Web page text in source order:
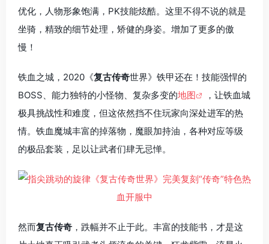
优化，人物形象饱满，PK技能炫酷。这里不得不说的就是
坐骑，精致的细节处理，矫健的身姿。增加了更多的傲
慢！
铁血之城，2020《复古传奇世界》铁甲还在！技能强悍的
BOSS、能力独特的小怪物、复杂多变的地图
，让铁血城
极具挑战性和难度，但这依然挡不住玩家向深处进军的热
情。铁血魔城丰富的掉落物，魔眼加持油，各种对应等级
的极品套装，足以让武者们肆无忌惮。
然而复古传奇 ，跌幅并不止于此。丰富的技能书，才是这